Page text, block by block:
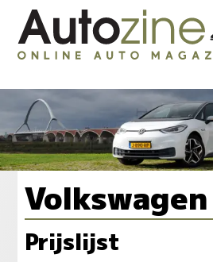
Prijslijst